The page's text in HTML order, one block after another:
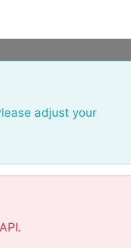
adjust your